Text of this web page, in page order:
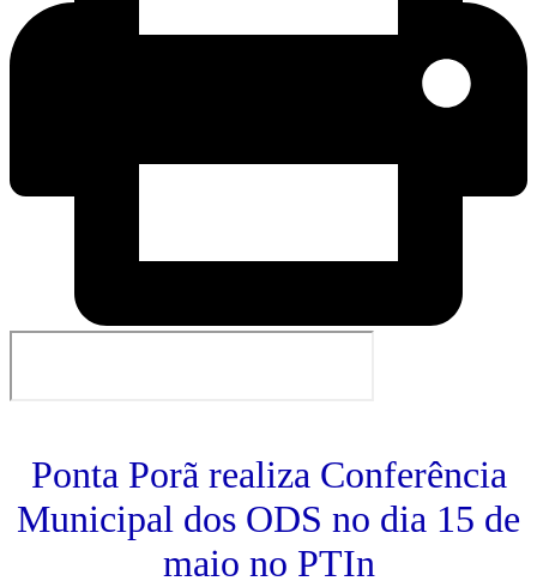
Ponta Porã realiza Conferência
Municipal dos ODS no dia 15 de
maio no PTIn